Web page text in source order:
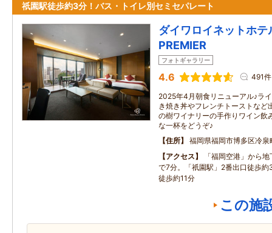
祇園駅徒歩約3分！バス・トイレ別セミセパレート
ダイワロイネットホテ
PREMIER
フォトギャラリー
4.6 491件
2025年4月朝食リニューアル♪ラ
き焼き丼やフレンチトーストな
の樹ワイナリーの手作りワイン
な一杯をどうぞ♪
住所
福岡県福岡市博多区冷泉
アクセス
「福岡空港」から
で7分。「祇園駅」2番出口徒歩約
徒歩約11分
この施